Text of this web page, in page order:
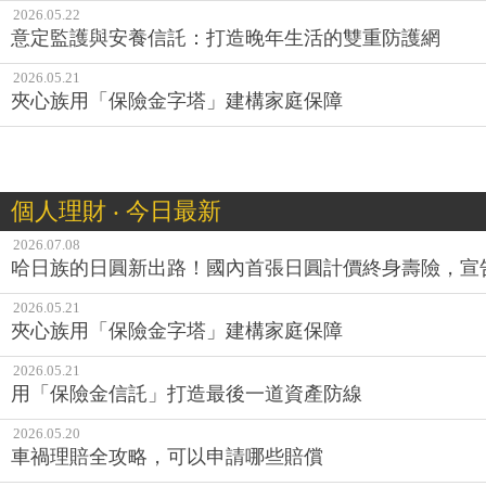
2026.05.22
意定監護與安養信託：打造晚年生活的雙重防護網
2026.05.21
夾心族用「保險金字塔」建構家庭保障
個人理財 ‧ 今日最新
2026.07.08
哈日族的日圓新出路！國內首張日圓計價終身壽險，宣
2026.05.21
夾心族用「保險金字塔」建構家庭保障
2026.05.21
用「保險金信託」打造最後一道資產防線
2026.05.20
車禍理賠全攻略，可以申請哪些賠償